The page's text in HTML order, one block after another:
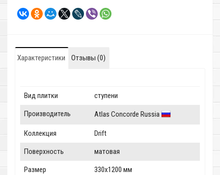
Характеристики Отзывы (0)
Вид плитки ступени
Производитель Atlas Concorde Russia
Коллекция Drift
Поверхность матовая
Размер 330x1200 мм